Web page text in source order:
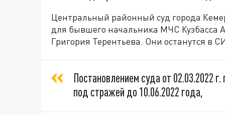
Центральный районный суд города
для бывшего начальника МЧС Кузбасса
Григория Терентьева. Они останутся в
Постановлением суда от 02.03.2022
под стражей до 10.06.2022 года,